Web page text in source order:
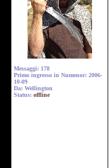
Messaggi: 178
Primo ingresso in Numenor: 2006-
10-09
Da: Wellington
Status: offline